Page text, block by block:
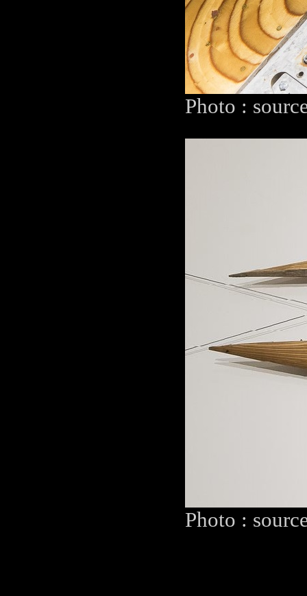
Photo :
Photo :